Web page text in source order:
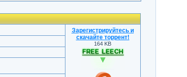
Зарегистрируйтесь и
скачайте торрент!
164 KB